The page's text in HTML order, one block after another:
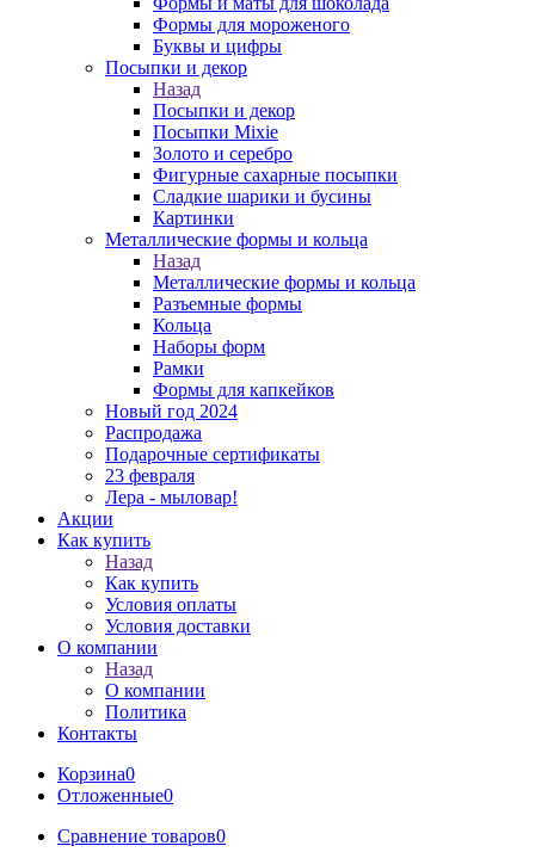
Формы для мороженого
Буквы и цифры
Посыпки и декор
Назад
Посыпки и декор
Посыпки Mixie
Золото и серебро
Фигурные сахарные посыпки
Сладкие шарики и бусины
Картинки
Металлические формы и кольца
Назад
Металлические формы и кольца
Разъемные формы
Кольца
Наборы форм
Рамки
Формы для капкейков
Новый год 2024
Распродажа
Подарочные сертификаты
23 февраля
Лера - мыловар!
Акции
Как купить
Назад
Как купить
Условия оплаты
Условия доставки
О компании
Назад
О компании
Политика
Контакты
Корзина0
Отложенные0
Сравнение товаров0